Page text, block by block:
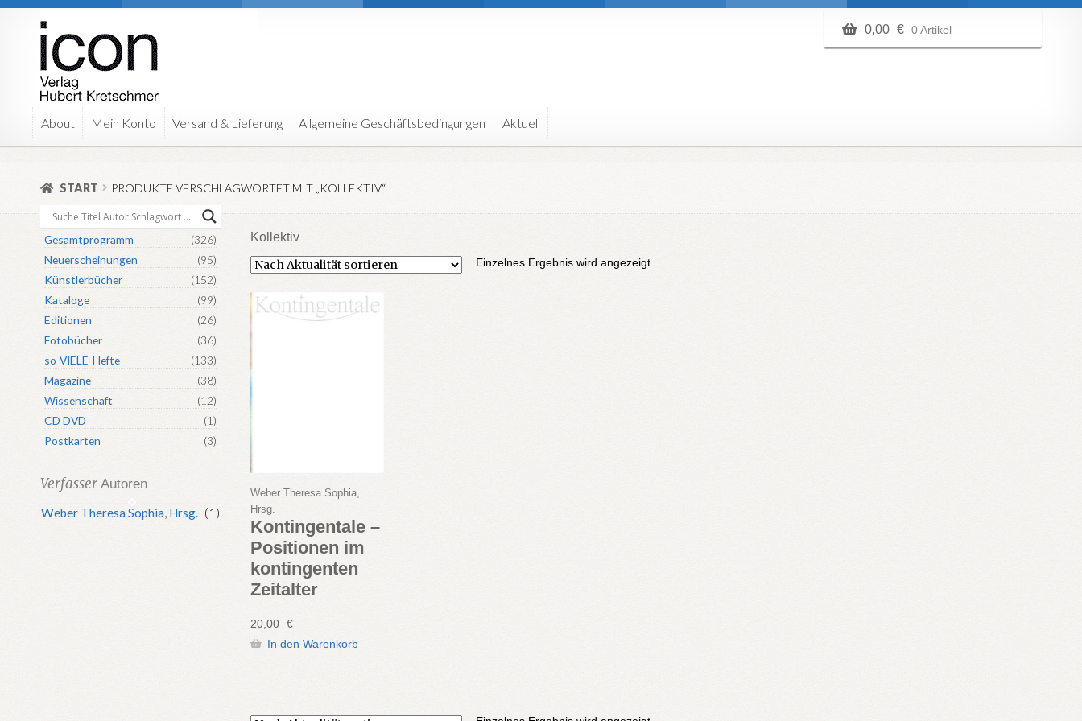
Zur
Navigation
springen
Zum
Inhalt
springen
0,00 € 0 Artikel
About Mein Konto Versand & Lieferung Allgemeine Geschäftsbedingungen Aktuell
START PRODUKTE VERSCHLAGWORTET MIT „KOLLEKTIV“
Kollektiv
Einzelnes Ergebnis wird angezeigt
Weber Theresa Sophia,
Hrsg.
Kontingentale –
Positionen im
kontingenten
Zeitalter
20,00 €
In den Warenkorb
Gesamtprogramm
(326)
Neuerscheinungen
(95)
Künstlerbücher
(152)
Kataloge
(99)
Editionen
(26)
Fotobücher
(36)
so-VIELE-Hefte
(133)
Magazine
(38)
Wissenschaft
(12)
CD DVD
(1)
Postkarten
(3)
Verfasser Autoren
Weber Theresa Sophia, Hrsg. (1)